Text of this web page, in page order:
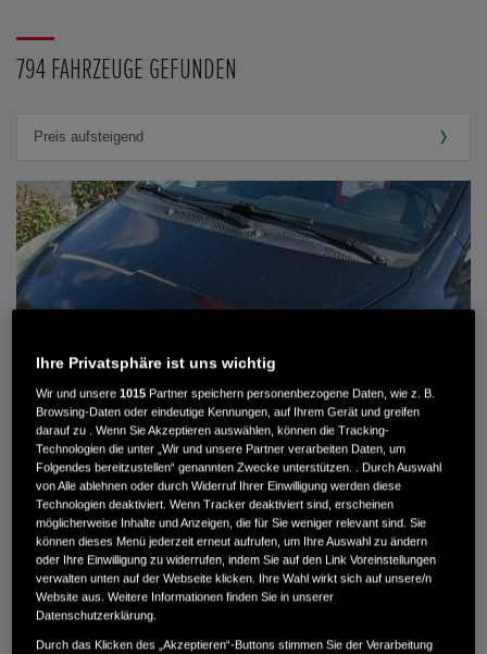
794 FAHRZEUGE GEFUNDEN
MWST. NICHT AUSWEISBAR
3.900 €
Außenfarbe
crystal black pearl
Ihre Privatsphäre ist uns wichtig
Wir und unsere1015 Partner speichern personenbezogene Daten, wie z. B.
Browsing-Daten oder eindeutige Kennungen, auf Ihrem Gerät und greifen
darauf zu . Wenn Sie Akzeptieren auswählen, können die Tracking-
Technologien die unter „Wir und unsere Partner verarbeiten Daten, um
Folgendes bereitzustellen“ genannten Zwecke unterstützen. . Durch Auswahl
von Alle ablehnen oder durch Widerruf Ihrer Einwilligung werden diese
Technologien deaktiviert. Wenn Tracker deaktiviert sind, erscheinen
möglicherweise Inhalte und Anzeigen, die für Sie weniger relevant sind. Sie
können dieses Menü jederzeit erneut aufrufen, um Ihre Auswahl zu ändern
oder Ihre Einwilligung zu widerrufen, indem Sie auf den Link Voreinstellungen
verwalten unten auf der Webseite klicken. Ihre Wahl wirkt sich auf unsere/n
Website aus. Weitere Informationen finden Sie in unserer
Datenschutzerklärung.
Durch das Klicken des „Akzeptieren“-Buttons stimmen Sie der Verarbeitung